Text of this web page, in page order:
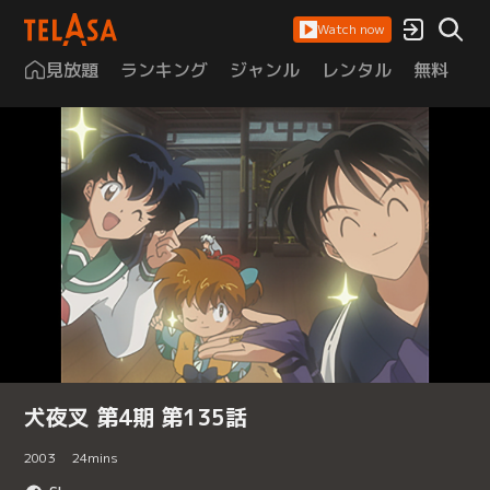
Watch now
見放題 ランキング ジャンル レンタル 無料
犬夜叉 第4期 第135話
2003 24mins